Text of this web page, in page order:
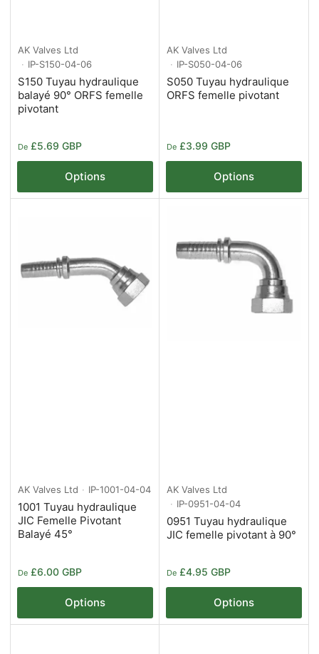
AK Valves Ltd
IP-S150-04-06
S150 Tuyau hydraulique
balayé 90° ORFS femelle
pivotant
Prix
De £5.69 GBP
Options
AK Valves Ltd
IP-S050-04-06
S050 Tuyau hydraulique
ORFS femelle pivotant
Prix
De £3.99 GBP
Options
AK Valves Ltd IP-1001-04-04
1001 Tuyau hydraulique
JIC Femelle Pivotant
Balayé 45°
Prix
De £6.00 GBP
Options
AK Valves Ltd
IP-0951-04-04
0951 Tuyau hydraulique
JIC femelle pivotant à 90°
Prix
De £4.95 GBP
Options